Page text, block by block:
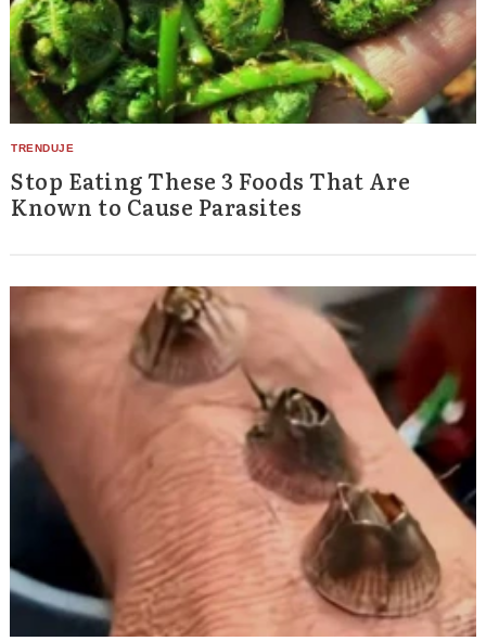
Stop Eating These 3 Foods That Are
Known to Cause Parasites